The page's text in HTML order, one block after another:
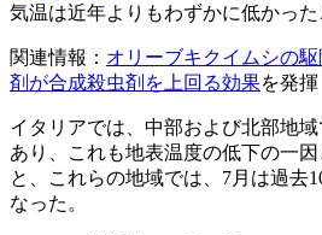
気温は近年よりもわずかに低かった
関連情報： オリーブキクイムシの
剤が合成殺虫剤を上回る効果を発揮
イタリアでは、中部および北部地
あり、これも地表温度の低下の一
と、これらの地域では、7月は過去
なった。